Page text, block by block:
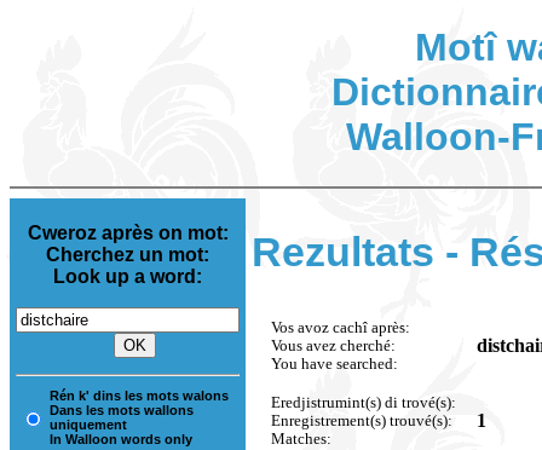
Motî
Walloon-
Cweroz après on mot:
Cherchez un mot:
Look up a word:
Rén k' dins les mots walons
Dans les mots wallons
uniquement
In Walloon words only
Rezultats -
Vos avoz cachî après:
Vous avez cherché:
You have searched:
Eredjistrumint(s) di trové(s):
Enregistrement(s) trouvé(s):
Matches:
1